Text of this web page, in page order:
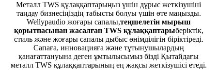
Металл TWS құлаққаптарыңыз үшін дұрыс жеткізушіні
таңдау бизнесіңіздің табысты болуы үшін өте маңызды.
Wellypaudio жоғары сапалы,теңшелетін мырыш
қорытпасынан жасалған TWS құлаққаптарыберіктік,
стиль және жоғары сапалы дыбыс өнімділігін біріктіреді.
Сапаға, инновацияға және тұтынушылардың
қанағаттануына деген ұмтылысымыз бізді Қытайдағы
металл TWS құлаққаптарының ең жақсы жеткізушісі етеді.